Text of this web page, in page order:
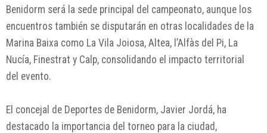
Benidorm será la sede principal del campeonato, aunque los
encuentros también se disputarán en otras localidades de la
Marina Baixa como La Vila Joiosa, Altea, l’Alfàs del Pi, La
Nucía, Finestrat y Calp, consolidando el impacto territorial
del evento.
El concejal de Deportes de Benidorm, Javier Jordá, ha
destacado la importancia del torneo para la ciudad,